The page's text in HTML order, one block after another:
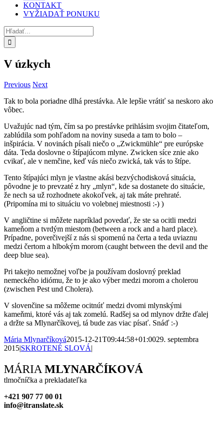
KONTAKT
VYŽIADAŤ PONUKU
Hľadať:
V úzkych
Previous Next
Tak to bola poriadne dlhá prestávka. Ale lepšie vrátiť sa neskoro ako
vôbec.
Uvažujúc nad tým, čím sa po prestávke prihlásim svojim čitateľom,
zablúdila som pohľadom na noviny suseda a tam to bolo –
inšpirácia. V novinách písali niečo o „Zwickmühle“ pre európske
dáta. Teda doslovne o štípajúcom mlyne. Zwicken síce znie ako
cvikať, ale v nemčine, keď vás niečo zwická, tak vás to štípe.
Tento štípajúci mlyn je vlastne akási bezvýchodisková situácia,
pôvodne je to prevzaté z hry „mlyn“, kde sa dostanete do situácie,
že nech sa už rozhodnete akokoľvek, aj tak máte prehraté.
(Pripomína mi to situáciu vo volebnej miestnosti :-) )
V angličtine si môžete napríklad povedať, že ste sa ocitli medzi
kameňom a tvrdým miestom (between a rock and a hard place).
Prípadne, poverčivejší z nás si spomenú na čerta a teda uviaznu
medzi čertom a hlbokým morom (caught between the devil and the
deep blue sea).
Pri takejto nemožnej voľbe ja používam doslovný preklad
nemeckého idiómu, že to je ako výber medzi morom a cholerou
(zwischen Pest und Cholera).
V slovenčine sa môžeme ocitnúť medzi dvomi mlynskými
kameňmi, ktoré vás aj tak zomelú. Radšej sa od mlynov držte ďalej
a držte sa Mlynarčíkovej, tá bude zas viac písať. Snáď :-)
Mária Mlynarčíková2015-12-21T09:44:58+01:0029. septembra
2015|SKROTENÉ SLOVÁ|
Facebook
X
Reddit
LinkedIn
WhatsApp
Tumblr
Pinterest
Vk
Xing
Email
MÁRIA MLYNARČÍKOVÁ
tlmočníčka a prekladateľka
+421 907 77 00 01
info@itranslate.sk